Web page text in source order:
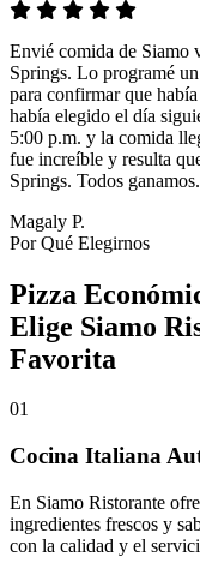
Envié comida de Siamo
Springs. Lo programé
para confirmar que
había elegido el día
5:00 p.m. y la comida
fue increíble y resulta
Springs. Todos ganamos.
Magaly P.
Por Qué Elegirnos
Pizza
Elige Siamo
Favorita
01
Cocina Italiana
En Siamo Ristorante
ingredientes frescos y
con la calidad y el